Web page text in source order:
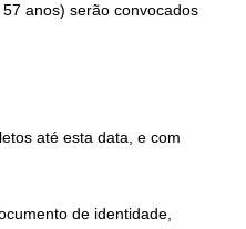
anos) serão convocados
até esta data, e com
de identidade,